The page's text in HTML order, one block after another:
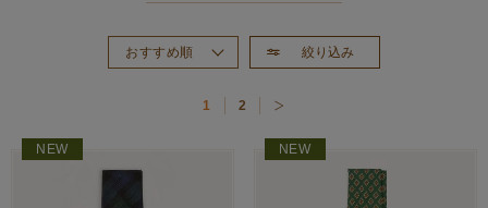
絞り込み
おすすめ順
価格が高い順1 2
NEW NEW